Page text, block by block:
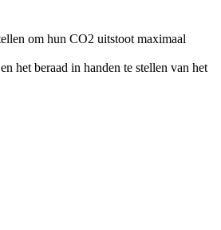
om hun CO2 uitstoot maximaal
het beraad in handen te stellen van het